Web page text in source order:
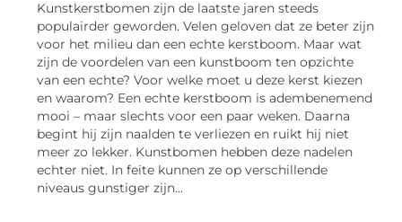
Kunstkerstbomen zijn de laatste jaren steeds
populairder geworden. Velen geloven dat ze beter zijn
voor het milieu dan een echte kerstboom. Maar wat
zijn de voordelen van een kunstboom ten opzichte
van een echte? Voor welke moet u deze kerst kiezen
en waarom? Een echte kerstboom is adembenemend
mooi – maar slechts voor een paar weken. Daarna
begint hij zijn naalden te verliezen en ruikt hij niet
meer zo lekker. Kunstbomen hebben deze nadelen
echter niet. In feite kunnen ze op verschillende
niveaus gunstiger zijn…